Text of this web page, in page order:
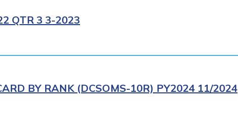
QTR 3 3-2023
BY RANK (DCSOMS-10R) PY2024 11/2024